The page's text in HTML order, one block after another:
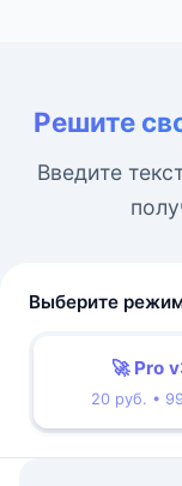
Решите
Введите
Выберите
🚀 Pro
20 руб. •